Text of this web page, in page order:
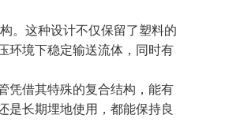
。这种设计不仅保留了塑料的
环境下稳定输送流体，同时有
凭借其特殊的复合结构，能有
是长期埋地使用，都能保持良